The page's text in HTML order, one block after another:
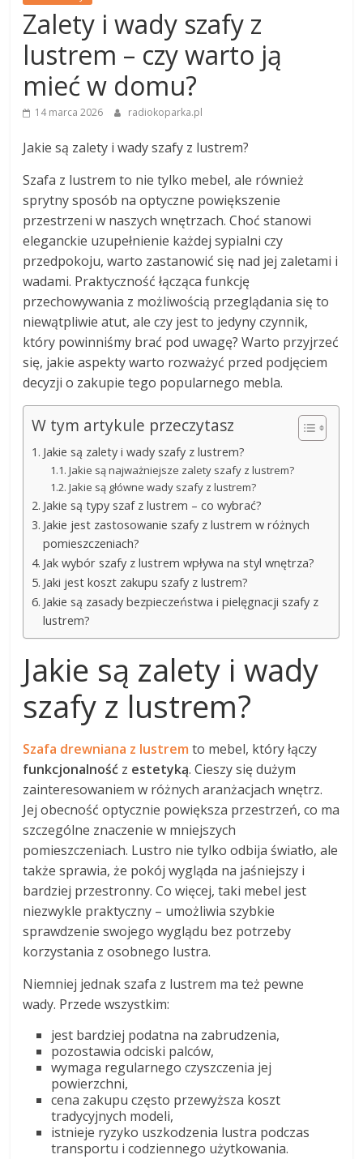
Zalety i wady szafy z
lustrem – czy warto ją
mieć w domu?
14 marca 2026 radiokoparka.pl
Jakie są zalety i wady szafy z lustrem?
Szafa z lustrem to nie tylko mebel, ale również
sprytny sposób na optyczne powiększenie
przestrzeni w naszych wnętrzach. Choć stanowi
eleganckie uzupełnienie każdej sypialni czy
przedpokoju, warto zastanowić się nad jej zaletami i
wadami. Praktyczność łącząca funkcję
przechowywania z możliwością przeglądania się to
niewątpliwie atut, ale czy jest to jedyny czynnik,
który powinniśmy brać pod uwagę? Warto przyjrzeć
się, jakie aspekty warto rozważyć przed podjęciem
decyzji o zakupie tego popularnego mebla.
W tym artykule przeczytasz
Jakie są zalety i wady szafy z lustrem?
Jakie są najważniejsze zalety szafy z lustrem?
Jakie są główne wady szafy z lustrem?
Jakie są typy szaf z lustrem – co wybrać?
Jakie jest zastosowanie szafy z lustrem w różnych
pomieszczeniach?
Jak wybór szafy z lustrem wpływa na styl wnętrza?
Jaki jest koszt zakupu szafy z lustrem?
Jakie są zasady bezpieczeństwa i pielęgnacji szafy z
lustrem?
Jakie są zalety i wady
szafy z lustrem?
Szafa drewniana z lustrem to mebel, który łączy
funkcjonalność z estetyką. Cieszy się dużym
zainteresowaniem w różnych aranżacjach wnętrz.
Jej obecność optycznie powiększa przestrzeń, co ma
szczególne znaczenie w mniejszych
pomieszczeniach. Lustro nie tylko odbija światło, ale
także sprawia, że pokój wygląda na jaśniejszy i
bardziej przestronny. Co więcej, taki mebel jest
niezwykle praktyczny – umożliwia szybkie
sprawdzenie swojego wyglądu bez potrzeby
korzystania z osobnego lustra.
Niemniej jednak szafa z lustrem ma też pewne
wady. Przede wszystkim:
jest bardziej podatna na zabrudzenia,
pozostawia odciski palców,
wymaga regularnego czyszczenia jej
powierzchni,
cena zakupu często przewyższa koszt
tradycyjnych modeli,
istnieje ryzyko uszkodzenia lustra podczas
transportu i codziennego użytkowania.